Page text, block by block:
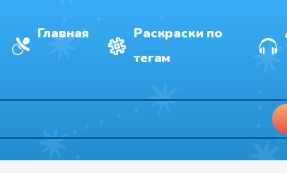
Главная
Раскраски по
тегам